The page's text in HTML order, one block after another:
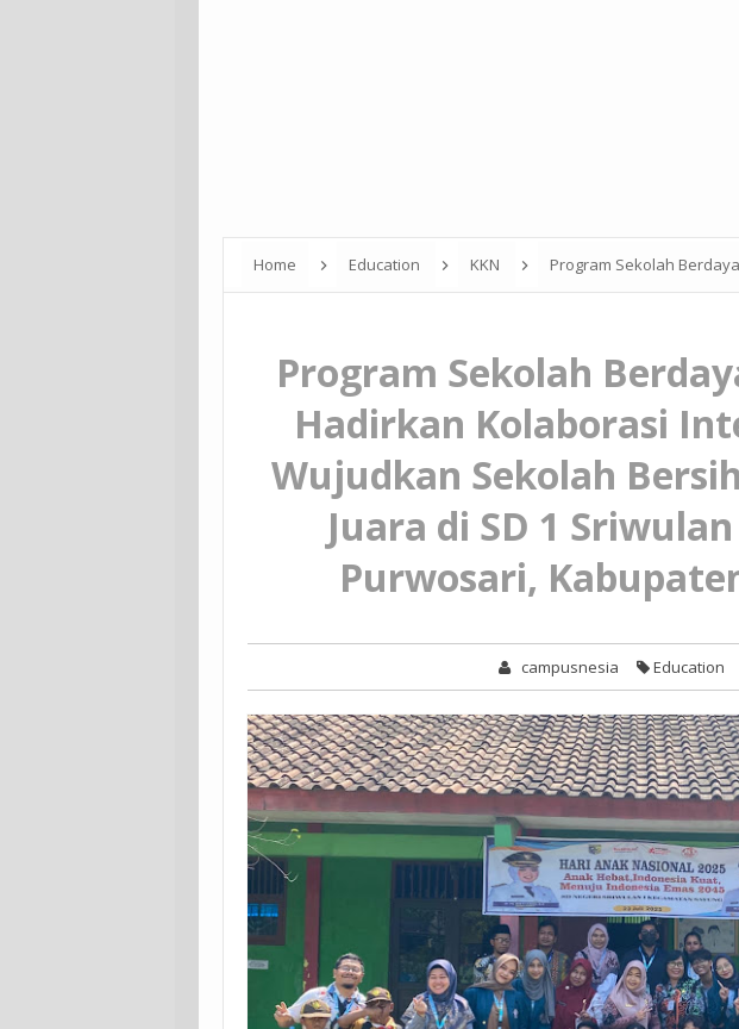
Home Education KKN Program Sekolah
Program Sekolah
Hadirkan Kolaborasi
Wujudkan Sekolah
Juara di SD 1 Sriwulan
Purwosari,
campusnesia Education